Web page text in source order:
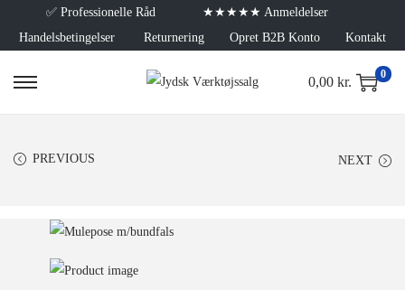
✅ Professionelle Råd
★★★★★ Anmeldelser
Handelsbetingelser
Returnering Opret B2B Konto Kontakt
0,00 kr. 0
PREVIOUS NEXT